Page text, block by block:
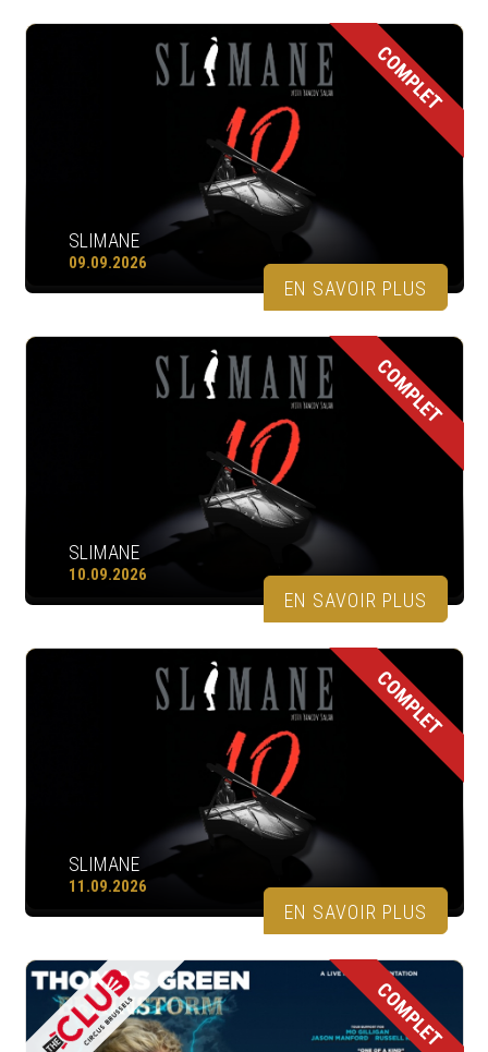
COMPLET
SLIMANE
09.09.2026
EN SAVOIR PLUS
COMPLET
SLIMANE
10.09.2026
EN SAVOIR PLUS
COMPLET
SLIMANE
11.09.2026
EN SAVOIR PLUS
COMPLET